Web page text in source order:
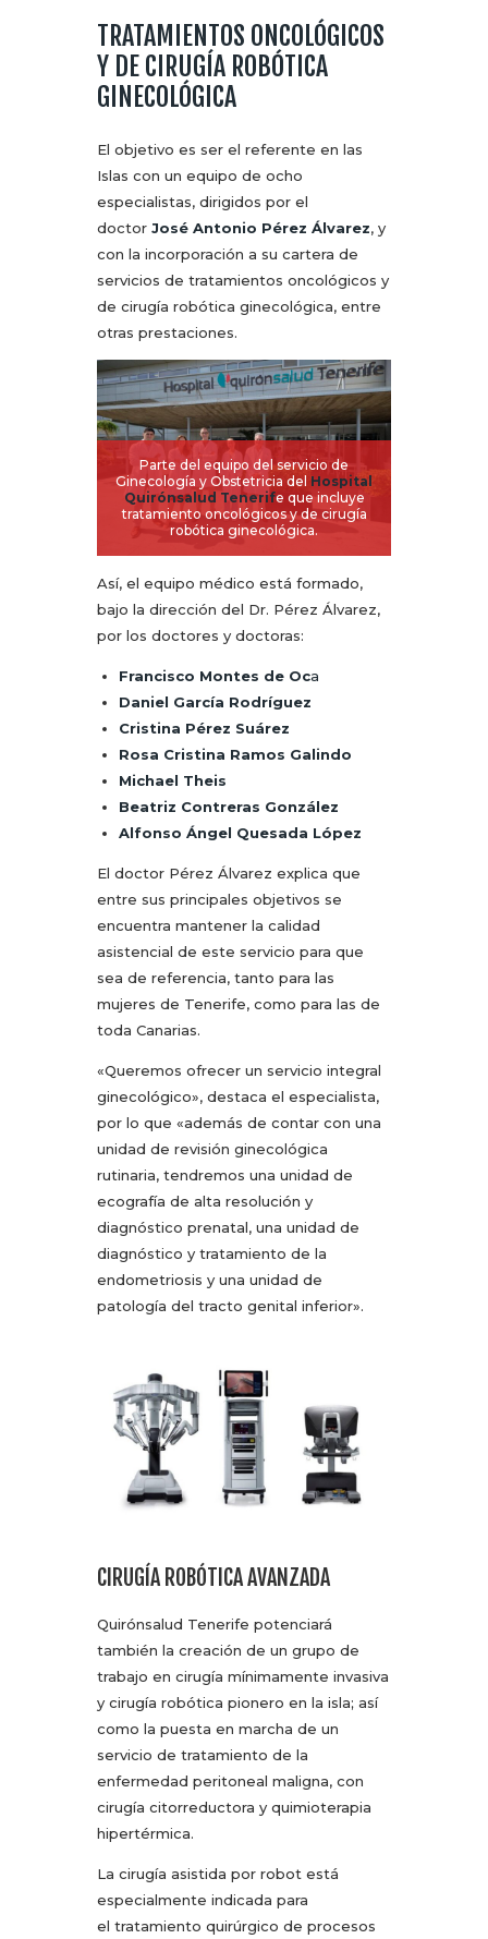
TRATAMIENTOS ONCOLÓGICOS
Y DE CIRUGÍA ROBÓTICA
GINECOLÓGICA
El objetivo es ser el referente en las
Islas con un equipo de ocho
especialistas, dirigidos por el
doctor José Antonio Pérez Álvarez, y
con la incorporación a su cartera de
servicios de tratamientos oncológicos y
de cirugía robótica ginecológica, entre
otras prestaciones.
Parte del equipo del servicio de
Ginecología y Obstetricia del Hospital
Quirónsalud Tenerife que incluye
tratamiento oncológicos y de cirugía
robótica ginecológica.
Así, el equipo médico está formado,
bajo la dirección del Dr. Pérez Álvarez,
por los doctores y doctoras:
Francisco Montes de Oca
Daniel García Rodríguez
Cristina Pérez Suárez
Rosa Cristina Ramos Galindo
Michael Theis
Beatriz Contreras González
Alfonso Ángel Quesada López
El doctor Pérez Álvarez explica que
entre sus principales objetivos se
encuentra mantener la calidad
asistencial de este servicio para que
sea de referencia, tanto para las
mujeres de Tenerife, como para las de
toda Canarias.
«Queremos ofrecer un servicio integral
ginecológico», destaca el especialista,
por lo que «además de contar con una
unidad de revisión ginecológica
rutinaria, tendremos una unidad de
ecografía de alta resolución y
diagnóstico prenatal, una unidad de
diagnóstico y tratamiento de la
endometriosis y una unidad de
patología del tracto genital inferior».
CIRUGÍA ROBÓTICA AVANZADA
Quirónsalud Tenerife potenciará
también la creación de un grupo de
trabajo en cirugía mínimamente invasiva
y cirugía robótica pionero en la isla; así
como la puesta en marcha de un
servicio de tratamiento de la
enfermedad peritoneal maligna, con
cirugía citorreductora y quimioterapia
hipertérmica.
La cirugía asistida por robot está
especialmente indicada para
el tratamiento quirúrgico de procesos